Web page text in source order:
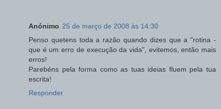
Anónimo 25 de março de 2008 às 14:30
Penso quetens toda a razão quando dizes que a "rotina -
que é um erro de execução da vida", evitemos, então mais
erros!
Parebéns pela forma como as tuas ideias fluem pela tua
escrita!
Responder